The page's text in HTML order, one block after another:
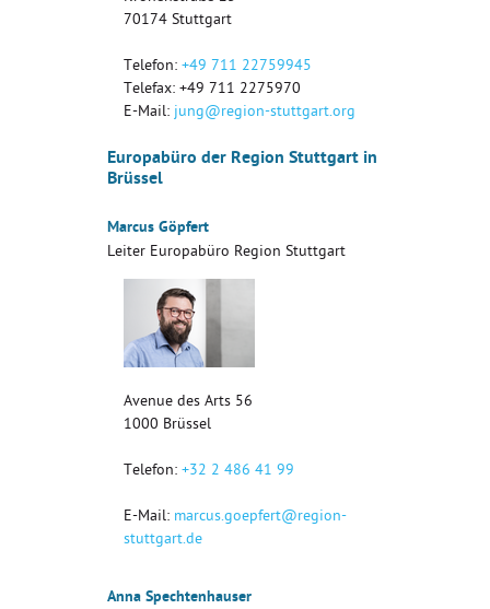
70174 Stuttgart
Telefon: +49 711 22759945
Telefax: +49 711 2275970
E-Mail: jung@region-stuttgart.org
Europabüro der Region Stuttgart in
Brüssel
Marcus Göpfert
Leiter Europabüro Region Stuttgart
Avenue des Arts 56
1000 Brüssel
Telefon: +32 2 486 41 99
E-Mail: marcus.goepfert@region-
stuttgart.de
Anna Spechtenhauser